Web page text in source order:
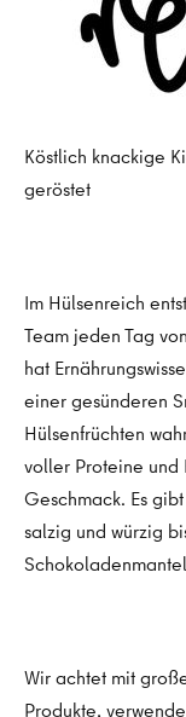
Köstlich knackige
geröstet
Im Hülsenreich
Team jeden Tag
hat
einer gesünderen
Hülsenfrüchten
voller Proteine und
Geschmack. Es
salzig und würzig
Wir achtet mit
Produkte,